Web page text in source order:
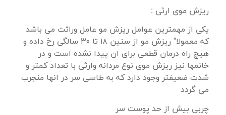
ریزش موی ارثی :
یکی از مهمترین عوامل ریزش مو عامل وراثت می باشد
که معمولا” ریزش مو از سنین ۱۸ تا ۳۰ سالگی رخ داده و
هیچ راه درمان قطعی برای ان پیدا نشده است و در
خانمها نیز ریزش موی نوع مردانه وارثی با تعداد کمتر و
شدت ضعیفتر وجود دارد که به طاسی سر در انها منجرب
می گردد
چربی بیش از حد پوست سر